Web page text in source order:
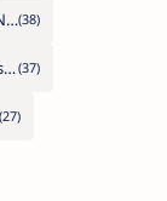
05.Belajar Menulis Kelindan Kisah Nyata
11.Buku Menulis Kelindan Kisah-kisah Nyata